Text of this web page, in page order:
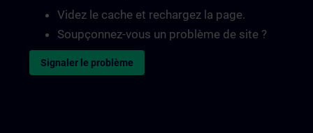
Videz le cache et rechargez la page.
Soupçonnez-vous un problème de site ?
Signaler le problème